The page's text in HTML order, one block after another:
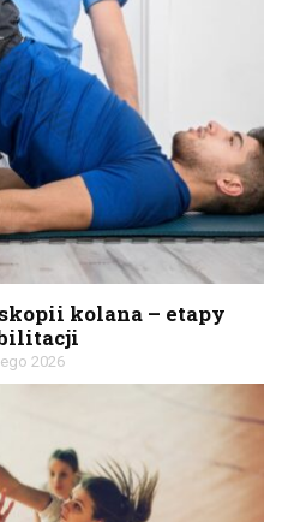
kolana – etapy
2026